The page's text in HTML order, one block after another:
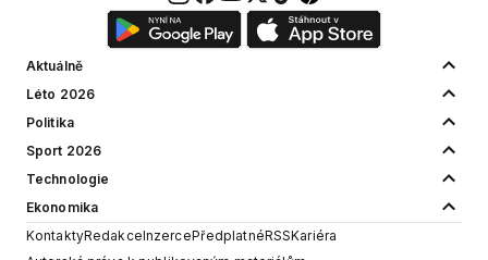
Aktuálně
Léto 2026
Politika
Sport 2026
Technologie
Ekonomika
KontaktyRedakceInzercePředplatnéRSSKariéra